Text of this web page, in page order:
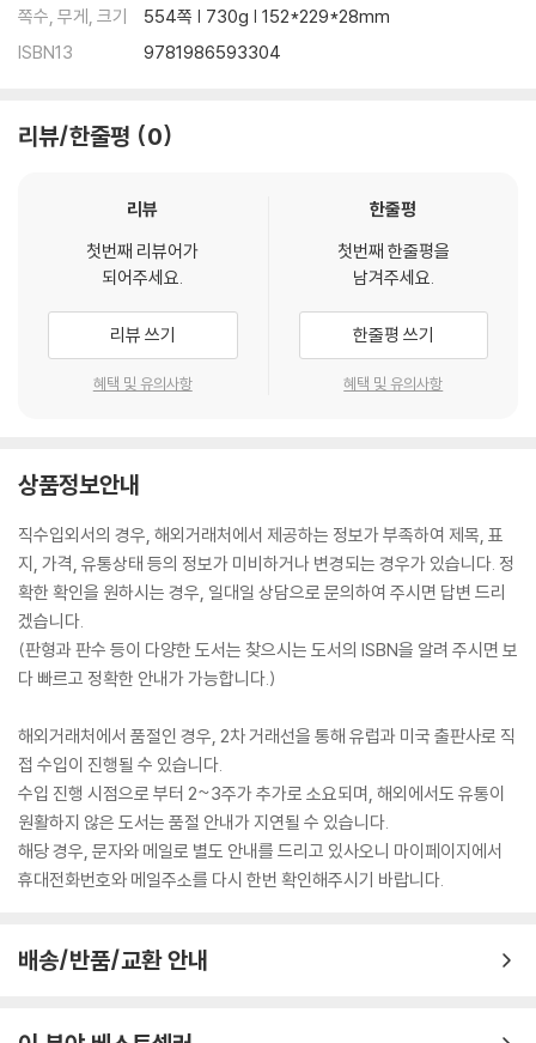
쪽수, 무게, 크기
554쪽 | 730g | 152*229*28mm
ISBN13
9781986593304
리뷰/한줄평 0
리뷰
첫번째 리뷰어가
되어주세요.
리뷰 쓰기
혜택 및 유의사항
한줄평
첫번째 한줄평을
남겨주세요.
한줄평 쓰기
혜택 및 유의사항
상품정보안내
직수입외서의 경우, 해외거래처에서 제공하는 정보가 부족하여 제목, 표
지, 가격, 유통상태 등의 정보가 미비하거나 변경되는 경우가 있습니다. 정
확한 확인을 원하시는 경우, 일대일 상담으로 문의하여 주시면 답변 드리
겠습니다.
(판형과 판수 등이 다양한 도서는 찾으시는 도서의 ISBN을 알려 주시면 보
다 빠르고 정확한 안내가 가능합니다.)
해외거래처에서 품절인 경우, 2차 거래선을 통해 유럽과 미국 출판사로 직
접 수입이 진행될 수 있습니다.
수입 진행 시점으로 부터 2~3주가 추가로 소요되며, 해외에서도 유통이
원활하지 않은 도서는 품절 안내가 지연될 수 있습니다.
해당 경우, 문자와 메일로 별도 안내를 드리고 있사오니 마이페이지에서
휴대전화번호와 메일주소를 다시 한번 확인해주시기 바랍니다.
배송/반품/교환 안내